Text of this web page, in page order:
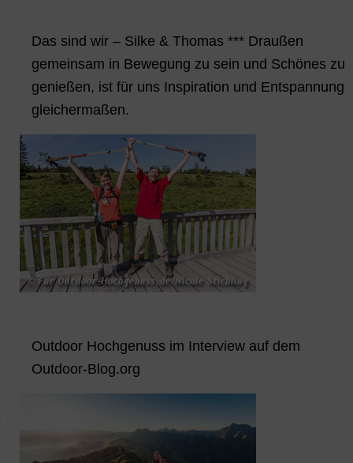
Das sind wir – Silke & Thomas *** Draußen
gemeinsam in Bewegung zu sein und Schönes zu
genießen, ist für uns Inspiration und Entspannung
gleichermaßen.
Outdoor Hochgenuss im Interview auf dem
Outdoor-Blog.org